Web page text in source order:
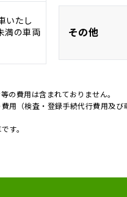
いたし
満の車両
その他
の費用は含まれておりません。
（検査・登録手続代行費用及
す。